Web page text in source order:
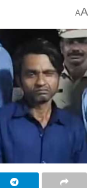
AA